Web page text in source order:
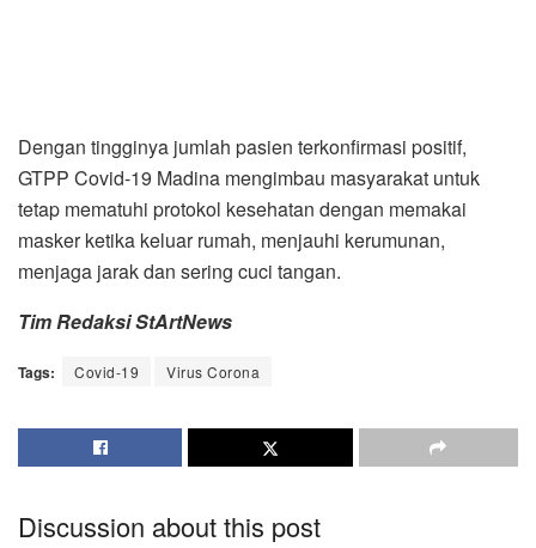
Dengan tingginya jumlah pasien terkonfirmasi positif,
GTPP Covid-19 Madina mengimbau masyarakat untuk
tetap mematuhi protokol kesehatan dengan memakai
masker ketika keluar rumah, menjauhi kerumunan,
menjaga jarak dan sering cuci tangan.
Tim Redaksi StArtNews
Tags: Covid-19 Virus Corona
Discussion about this post